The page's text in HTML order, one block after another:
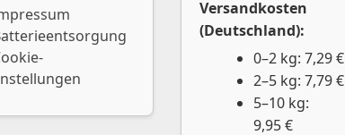
Versandkosten
(Deutschland):
0–2 kg: 7,29 €
2–5 kg: 7,79 €
5–10 kg:
9,95 €